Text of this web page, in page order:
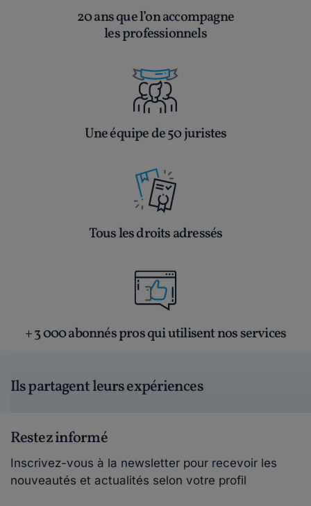
20 ans que l’on accompagne
les professionnels
Une équipe de 50 juristes
Tous les droits adressés
+ 3 000 abonnés pros qui utilisent nos services
Ils partagent leurs expériences
Restez informé
Inscrivez-vous à la newsletter pour recevoir les
nouveautés et actualités selon votre profil